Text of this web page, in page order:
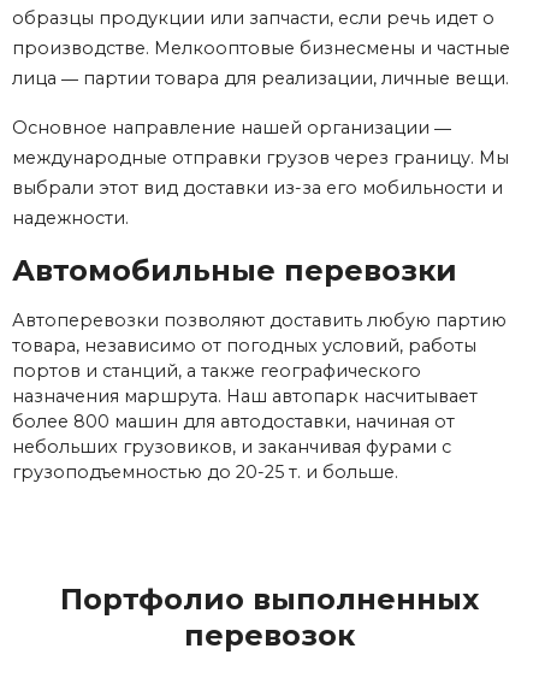
образцы продукции или запчасти, если речь идет о
производстве. Мелкооптовые бизнесмены и частные
лица ― партии товара для реализации, личные вещи.
Основное направление нашей организации ―
международные отправки грузов через границу. Мы
выбрали этот вид доставки из-за его мобильности и
надежности.
Автомобильные перевозки
Автоперевозки позволяют доставить любую партию
товара, независимо от погодных условий, работы
портов и станций, а также географического
назначения маршрута. Наш автопарк насчитывает
более 800 машин для автодоставки, начиная от
небольших грузовиков, и заканчивая фурами с
грузоподъемностью до 20-25 т. и больше.
Портфолио выполненных
перевозок